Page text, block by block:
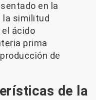
en la
la similitud
el ácido
prima
de
de la